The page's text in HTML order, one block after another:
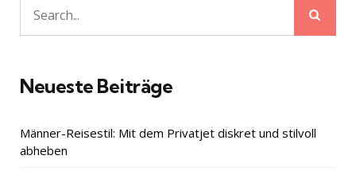
Search
for:
Neueste Beiträge
Männer-Reisestil: Mit dem Privatjet diskret und stilvoll
abheben